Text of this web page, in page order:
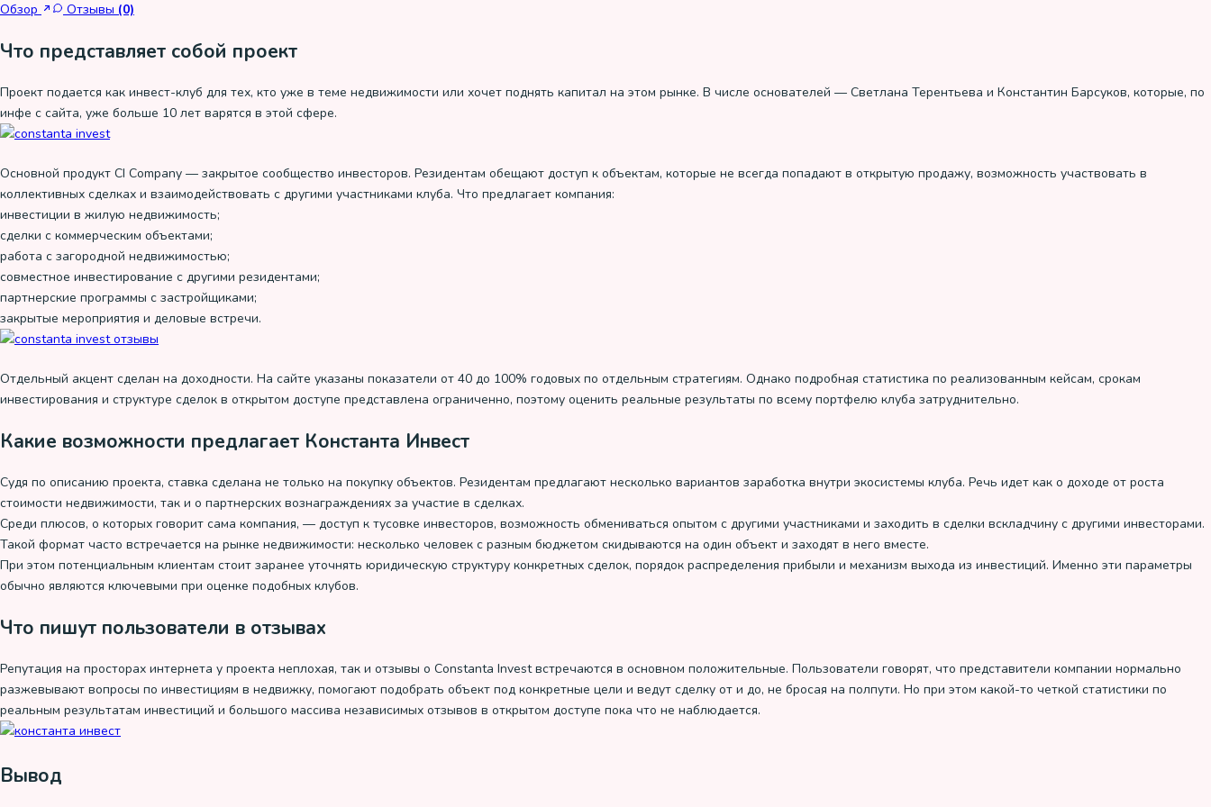
Обзор
Отзывы (0)
Что представляет собой проект
Проект подается как инвест-клуб для тех, кто уже в теме недвижимости или хочет поднять капитал на этом рынке. В числе основателей — Светлана Терентьева и Константин Барсуков, которые, по
инфе с сайта, уже больше 10 лет варятся в этой сфере.
Основной продукт CI Company — закрытое сообщество инвесторов. Резидентам обещают доступ к объектам, которые не всегда попадают в открытую продажу, возможность участвовать в
коллективных сделках и взаимодействовать с другими участниками клуба. Что предлагает компания:
инвестиции в жилую недвижимость;
сделки с коммерческим объектами;
работа с загородной недвижимостью;
совместное инвестирование с другими резидентами;
партнерские программы с застройщиками;
закрытые мероприятия и деловые встречи.
Отдельный акцент сделан на доходности. На сайте указаны показатели от 40 до 100% годовых по отдельным стратегиям. Однако подробная статистика по реализованным кейсам, срокам
инвестирования и структуре сделок в открытом доступе представлена ограниченно, поэтому оценить реальные результаты по всему портфелю клуба затруднительно.
Какие возможности предлагает Константа Инвест
Судя по описанию проекта, ставка сделана не только на покупку объектов. Резидентам предлагают несколько вариантов заработка внутри экосистемы клуба. Речь идет как о доходе от роста
стоимости недвижимости, так и о партнерских вознаграждениях за участие в сделках.
Среди плюсов, о которых говорит сама компания, — доступ к тусовке инвесторов, возможность обмениваться опытом с другими участниками и заходить в сделки вскладчину с другими инвесторами.
Такой формат часто встречается на рынке недвижимости: несколько человек с разным бюджетом скидываются на один объект и заходят в него вместе.
При этом потенциальным клиентам стоит заранее уточнять юридическую структуру конкретных сделок, порядок распределения прибыли и механизм выхода из инвестиций. Именно эти параметры
обычно являются ключевыми при оценке подобных клубов.
Что пишут пользователи в отзывах
Репутация на просторах интернета у проекта неплохая, так и отзывы о Constanta Invest встречаются в основном положительные. Пользователи говорят, что представители компании нормально
разжевывают вопросы по инвестициям в недвижку, помогают подобрать объект под конкретные цели и ведут сделку от и до, не бросая на полпути. Но при этом какой-то четкой статистики по
реальным результатам инвестиций и большого массива независимых отзывов в открытом доступе пока что не наблюдается.
Вывод